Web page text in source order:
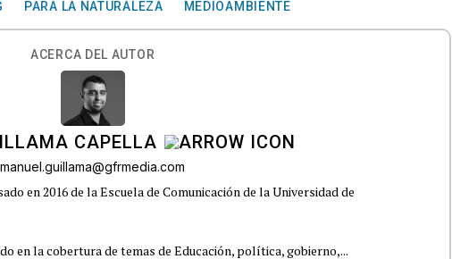
PARA LA NATURALEZA MEDIOAMBIENTE
ACERCA DEL AUTOR
CAPELLA
manuel.guillama@gfrmedia.com
en 2016 de la Escuela de Comunicación de la Universidad de
en la cobertura de temas de Educación, política, gobierno,...